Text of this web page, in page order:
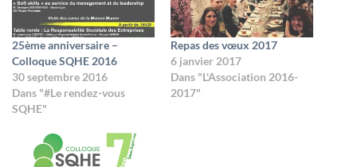
25ème anniversaire –
Colloque SQHE 2016
30 septembre 2016
Dans "#Le rendez-vous
SQHE"
Repas des vœux 2017
6 janvier 2017
Dans "L'Association 2016-
2017"